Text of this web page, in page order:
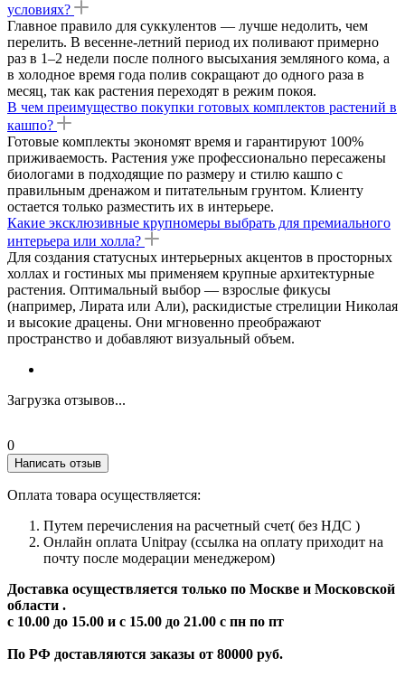
условиях?
Главное правило для суккулентов — лучше недолить, чем
перелить. В весенне-летний период их поливают примерно
раз в 1–2 недели после полного высыхания земляного кома, а
в холодное время года полив сокращают до одного раза в
месяц, так как растения переходят в режим покоя.
В чем преимущество покупки готовых комплектов растений в
кашпо?
Готовые комплекты экономят время и гарантируют 100%
приживаемость. Растения уже профессионально пересажены
биологами в подходящие по размеру и стилю кашпо с
правильным дренажом и питательным грунтом. Клиенту
остается только разместить их в интерьере.
Какие эксклюзивные крупномеры выбрать для премиального
интерьера или холла?
Для создания статусных интерьерных акцентов в просторных
холлах и гостиных мы применяем крупные архитектурные
растения. Оптимальный выбор — взрослые фикусы
(например, Лирата или Али), раскидистые стрелиции Николая
и высокие драцены. Они мгновенно преображают
пространство и добавляют визуальный объем.
Загрузка отзывов...
0
Написать отзыв
Оплата товара осуществляется:
Путем перечисления на расчетный счет( без НДС )
Онлайн оплата Unitpay (ссылка на оплату приходит на
почту после модерации менеджером)
Доставка осуществляется только по Москве и Московской
области .
с 10.00 до 15.00 и с 15.00 до 21.00 с пн по пт
По РФ доставляются заказы от 80000 руб.